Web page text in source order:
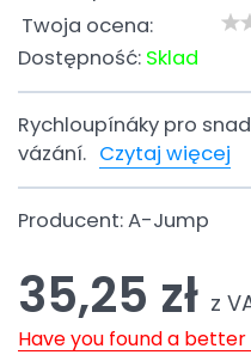
Twoja ocena:
Dostępność: Sklad
Rychloupínáky pro
vázání. Czytaj więcej
Producent:A-Jump
35,25 zł z
Have you found a